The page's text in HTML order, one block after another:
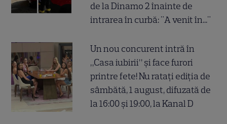
de la Dinamo 2 înainte de
intrarea în curbă: "A venit în..."
Un nou concurent intră în
„Casa iubirii” și face furori
printre fete! Nu ratați ediția de
sâmbătă, 1 august, difuzată de
la 16:00 și 19:00, la Kanal D